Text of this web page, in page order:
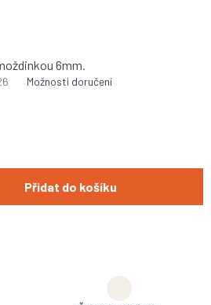
Možnosti doručení
Přidat do košíku
6mm.